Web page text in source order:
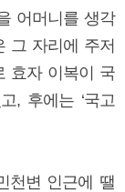
어머니를 생각
그 자리에 주저
효자 이복이 국
, 후에는 ‘국고
천변 인근에 땔